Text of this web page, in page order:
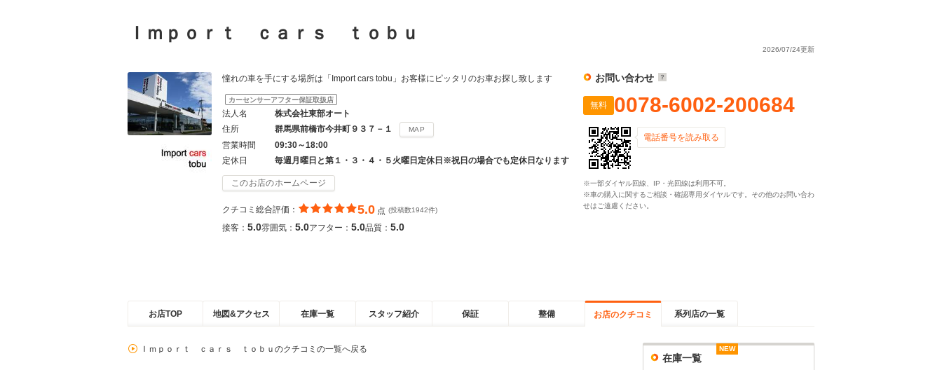
Ｉｍｐｏｒｔ ｃａｒｓ ｔｏｂｕ
2026/07/24更新
憧れの車を手にする場所は「Import cars tobu」お客様にピッタリのお車お探し致します
カーセンサーアフター保証取扱店
法人名
株式会社東部オート
住所
群馬県前橋市今井町９３７－１ MAP
営業時間
09:30～18:00
定休日
毎週月曜日と第１・３・４・５火曜日定休日※祝日の場合でも定休日なります
このお店のホームページ
クチコミ総合評価： 5.0 点 (投稿数1942件)
接客： 5.0雰囲気： 5.0アフター： 5.0品質： 5.0
お問い合わせ
無料 0078-6002-200684
電話番号を読み取る
※一部ダイヤル回線、IP・光回線は利用不可。
※車の購入に関するご相談・確認専用ダイヤルです。その他のお問い合わ
せはご遠慮ください。
お店TOP 地図&アクセス 在庫一覧 スタッフ紹介 保証 整備 お店のクチコミ 系列店の一覧
Ｉｍｐｏｒｔ ｃａｒｓ ｔｏｂｕのクチコミの一覧へ戻る
在庫一覧
NEW
NEW
NEW
NEW
NEW
NEW